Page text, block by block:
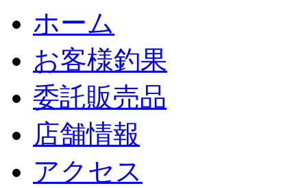
ホーム
お客様釣果
委託販売品
店舗情報
アクセス